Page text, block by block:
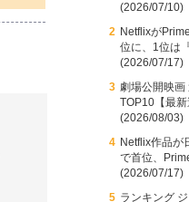
(2026/07/10)
Netflixが
位に、1位
(2026/07/17)
劇場公開映画
TOP10【最新
(2026/08/03)
Netflix作品が
で首位、
(2026/07/17)
ランキング